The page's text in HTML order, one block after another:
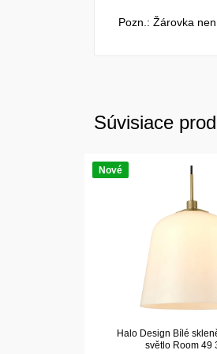
Pozn.: Žárovka
Súvisiace
Nové
Halo Design Bílé
světlo Room 49